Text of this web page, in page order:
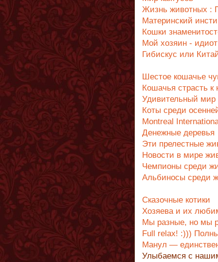
Жизнь животных :
Материнский
Кошки
Мой хозяин - идиот
Гибискус или
Шестое кошачье
Кошачья страсть к
Удивительный мир
Коты среди
Montreal
Денежные деревья
Эти прелестные
Новости в мире
Чемпионы среди
Альбиносы среди
Сказочные котики
Xозяева и их
Мы разные, но мы
Full relax! :)))
Манул —
Улыбаемся с